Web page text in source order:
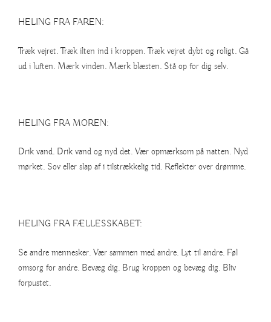
HELING FRA FAREN:
Træk vejret. Træk ilten ind i kroppen. Træk vejret dybt og roligt. Gå
ud i luften. Mærk vinden. Mærk blæsten. Stå op for dig selv.
HELING FRA MOREN:
Drik vand. Drik vand og nyd det. Vær opmærksom på natten. Nyd
mørket. Sov eller slap af i tilstrækkelig tid. Reflekter over drømme.
HELING FRA FÆLLESSKABET:
Se andre mennesker. Vær sammen med andre. Lyt til andre. Føl
omsorg for andre. Bevæg dig. Brug kroppen og bevæg dig. Bliv
forpustet.